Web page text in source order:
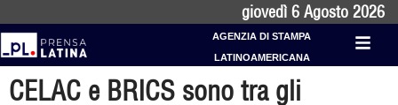
giovedì 6 Agosto 2026
AGENZIA DI STAMPA
LATINOAMERICANA
CELAC e BRICS sono tra gli